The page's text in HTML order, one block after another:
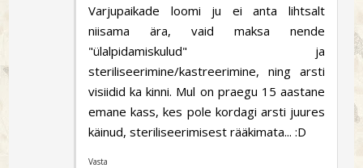
Varjupaikade loomi ju ei anta lihtsalt
niisama ära, vaid maksa nende
"ülalpidamiskulud" ja
steriliseerimine/kastreerimine, ning arsti
visiidid ka kinni. Mul on praegu 15 aastane
emane kass, kes pole kordagi arsti juures
käinud, steriliseerimisest rääkimata... :D
Vasta